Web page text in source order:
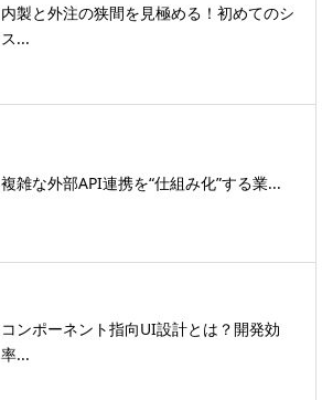
内製と外注の狭間を見極める！初めてのシ
ス...
複雑な外部API連携を“仕組み化”する業...
コンポーネント指向UI設計とは？開発効
率...